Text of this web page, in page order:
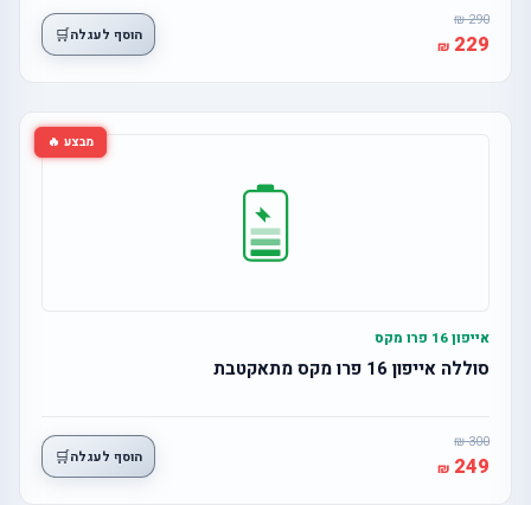
290
229 הוסף לעגלה🛒
מבצע 🔥
אייפון 16 פרו מקס
סוללה אייפון 16 פרו מקס מתאקטבת
300
249 הוסף לעגלה🛒